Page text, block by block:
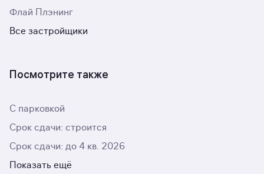
Флай Плэнинг
Все застройщики
Посмотрите также
С парковкой
Срок сдачи: строится
Срок сдачи: до 4 кв. 2026
Показать ещё